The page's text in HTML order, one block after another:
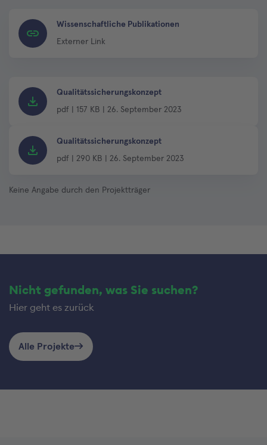
Wissenschaftliche Publikationen
Externer Link
Qualitätssicherungskonzept
pdf 157 KB 26. September 2023
Qualitätssicherungskonzept
pdf 290 KB 26. September 2023
Keine Angabe durch den Projektträger
Nicht gefunden, was Sie suchen?
Hier geht es zurück
Alle Projekte